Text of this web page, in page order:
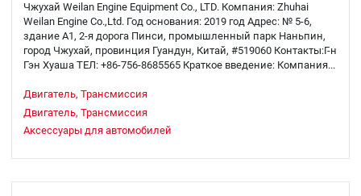
Чжухай Weilan Engine Equipment Co., LTD. Компания: Zhuhai
Weilan Engine Co.,Ltd. Год основания: 2019 год Адрес: № 5-6,
здание А1, 2-я дорога Пинси, промышленный парк Наньпин,
город Чжухай, провинция Гуандун, Китай, #519060 Контакты:Г-н
Гэн Хуаша ТЕЛ: +86-756-8685565 Краткое введение: Компания...
Двигатель, Трансмиссия
Двигатель, Трансмиссия
Аксессуары для автомобилей